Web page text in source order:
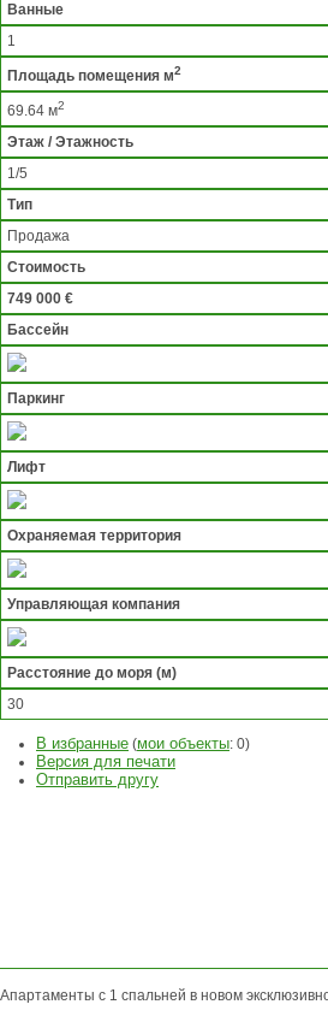
Ванные
1
Площадь помещения м2
69.64 м2
Этаж / Этажность
1/5
Тип
Продажа
Стоимость
749 000 €
Бассейн
Паркинг
Лифт
Охраняемая территория
Управляющая компания
Расстояние до моря (м)
30
В избранные (мои объекты: 0)
Версия для печати
Отправить другу
Апартаменты с 1 спальней в новом